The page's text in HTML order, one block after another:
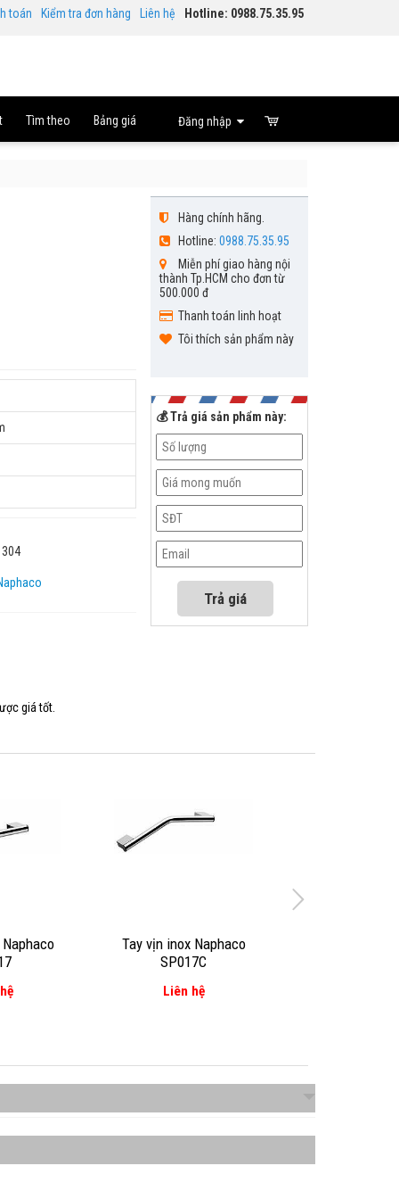
toán Kiểm tra đơn hàng Liên hệ Hotline: 0988.75.35.95
Tìm theo Bảng giá Đăng nhập
304
giá tốt.
Hàng chính hãng.
Hotline:0988.75.35.95
Miễn phí giao hàng nội
thành Tp.HCM cho đơn từ
500.000 đ
Thanh toán linh hoạt
Tôi thích sản phẩm này
💰 Trả giá sản phẩm này:
Tay vịn inox Naphaco
SP017C
Liên hệ